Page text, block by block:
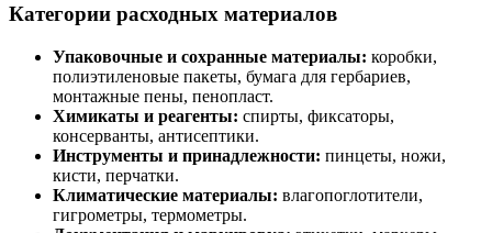
Категории расходных материалов
Упаковочные и сохранные материалы: коробки,
полиэтиленовые пакеты, бумага для гербариев,
монтажные пены, пенопласт.
Химикаты и реагенты: спирты, фиксаторы,
консерванты, антисептики.
Инструменты и принадлежности: пинцеты, ножи,
кисти, перчатки.
Климатические материалы: влагопоглотители,
гигрометры, термометры.